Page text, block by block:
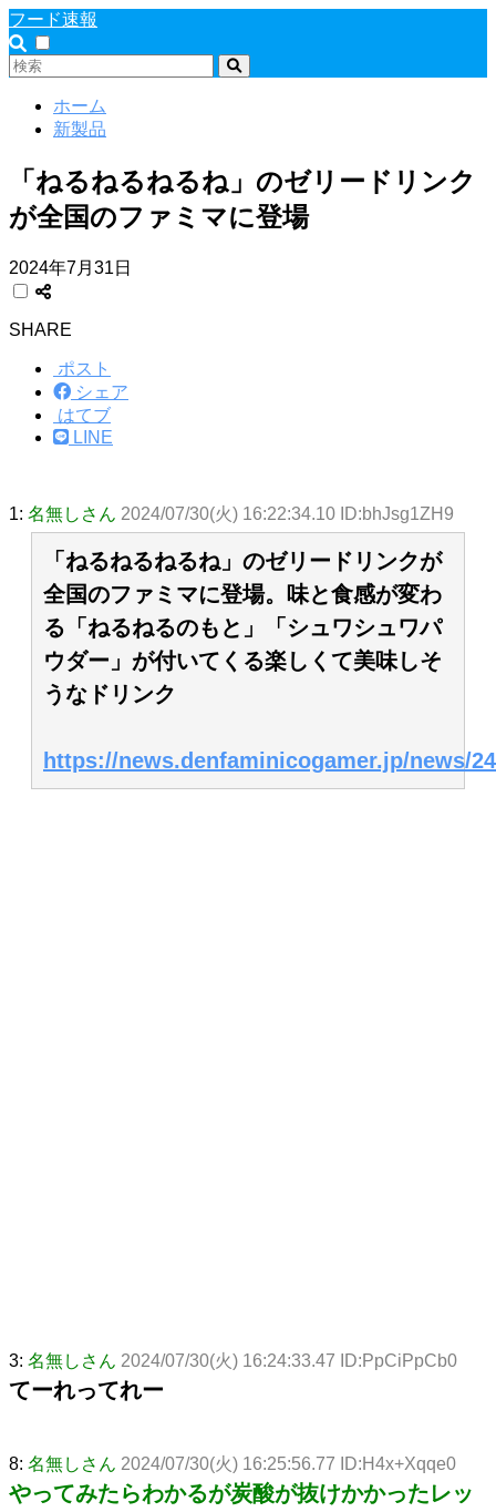
フード速報
ホーム
新製品
「ねるねるねるね」のゼリードリンク
が全国のファミマに登場
2024年7月31日
SHARE
ポスト
シェア
はてブ
LINE
1: 名無しさん 2024/07/30(火) 16:22:34.10 ID:bhJsg1ZH9
「ねるねるねるね」のゼリードリンクが
全国のファミマに登場。味と食感が変わ
る「ねるねるのもと」「シュワシュワパ
ウダー」が付いてくる楽しくて美味しそ
うなドリンク
https://news.denfaminicogamer.jp/news/
3: 名無しさん 2024/07/30(火) 16:24:33.47 ID:PpCiPpCb0
てーれってれー
8: 名無しさん 2024/07/30(火) 16:25:56.77 ID:H4x+Xqqe0
やってみたらわかるが炭酸が抜けかかったレッ